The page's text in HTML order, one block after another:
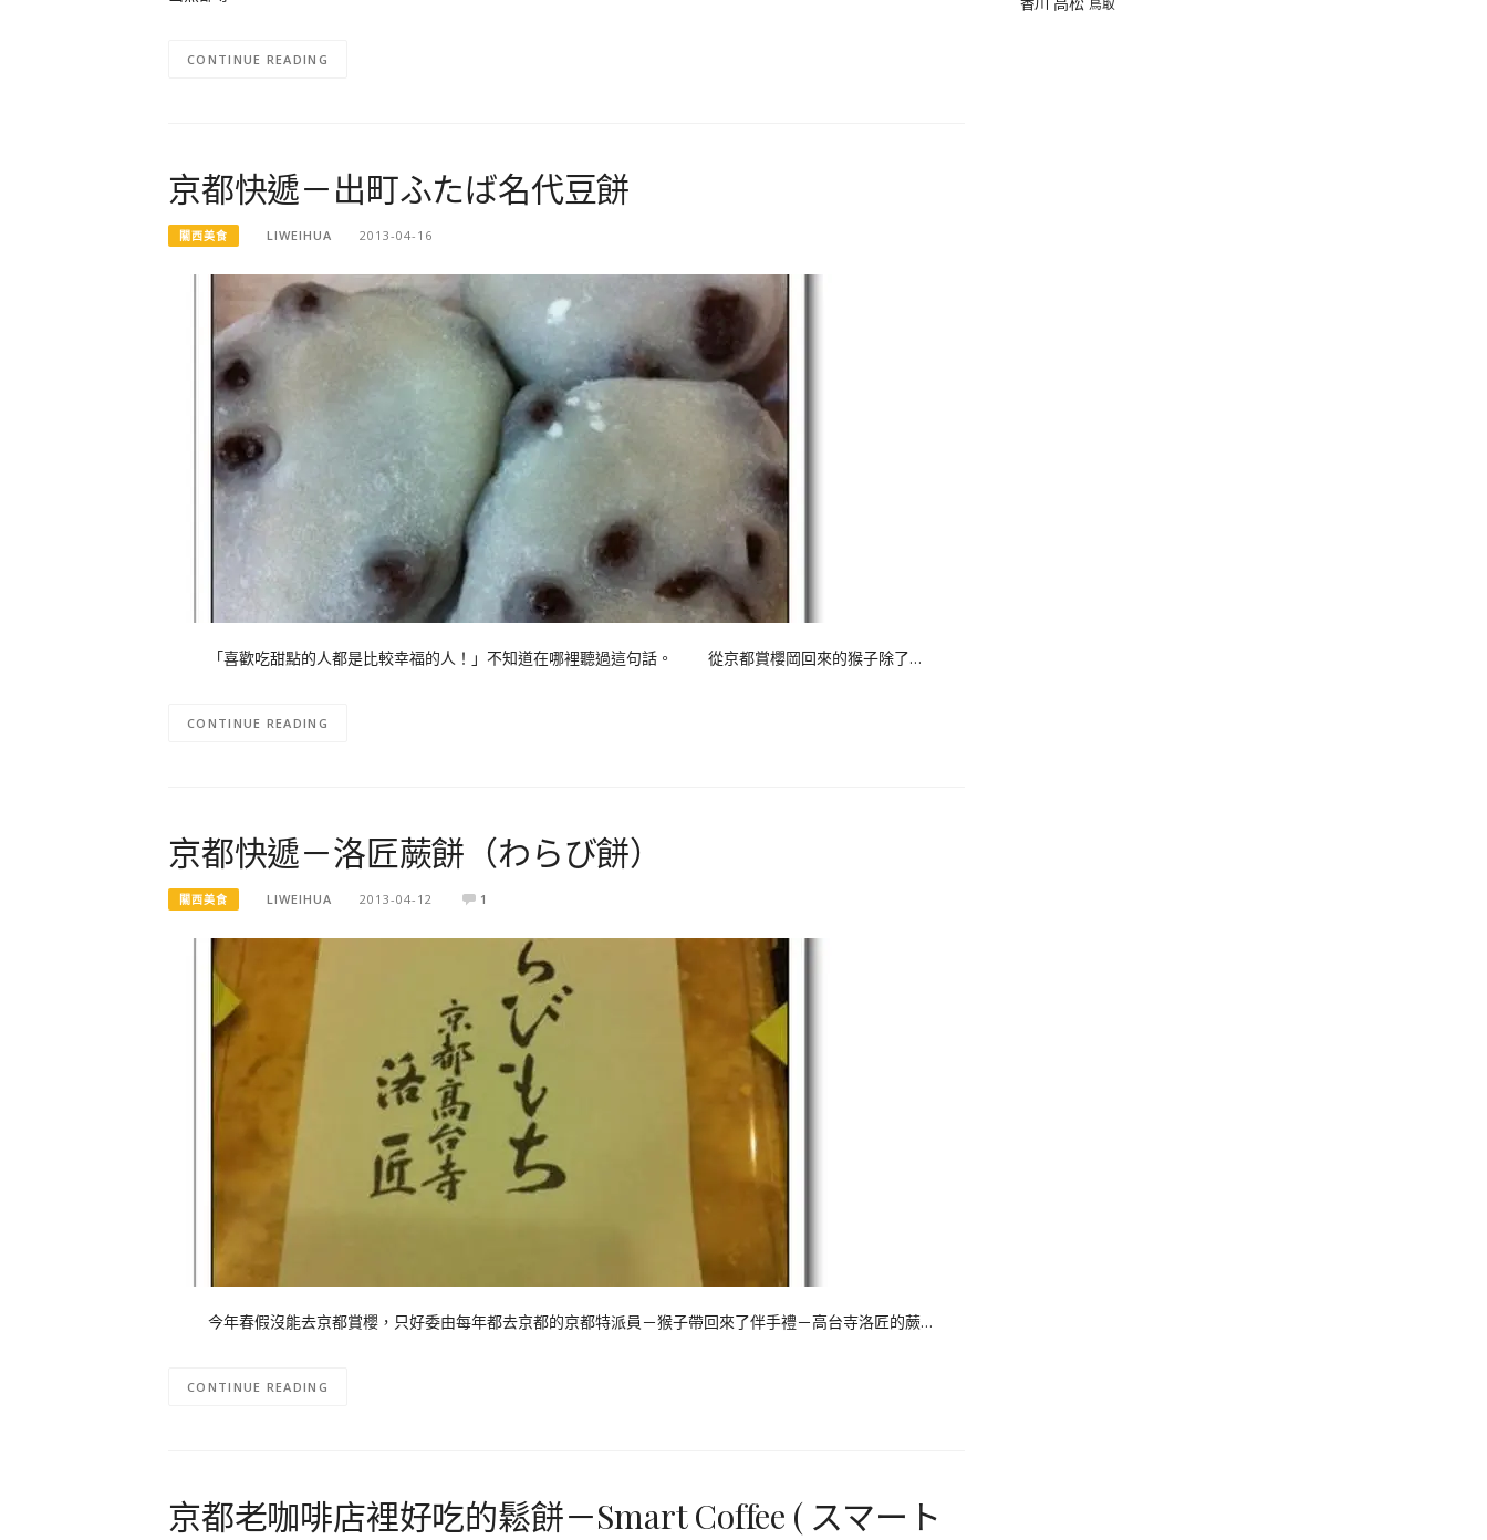
CONTINUE READING
京都快遞－出町ふたば名代豆餅
關西美食 LIWEIHUA 2013-04-16
「喜歡吃甜點的人都是比較幸福的人！」不知道在哪裡聽過這句話。 從京都賞櫻岡回來的猴子除了…
CONTINUE READING
京都快遞－洛匠蕨餅（わらび餅）
關西美食 LIWEIHUA 2013-04-12 1
今年春假沒能去京都賞櫻，只好委由每年都去京都的京都特派員－猴子帶回來了伴手禮－高台寺洛匠的蕨…
CONTINUE READING
京都老咖啡店裡好吃的鬆餅－Smart Coffee ( スマート